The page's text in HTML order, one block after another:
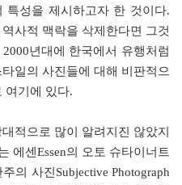
특성을 제시하고자 한 것이다.
사적 맥락을 삭제한다면 그것
년대에 한국에서 유행처럼
일의 사진들에 대해 비판적으
여기에 있다.
적으로 많이 알려지진 않았지
에센Essen의 오토 슈타이너트
의 사진Subjective Photograph